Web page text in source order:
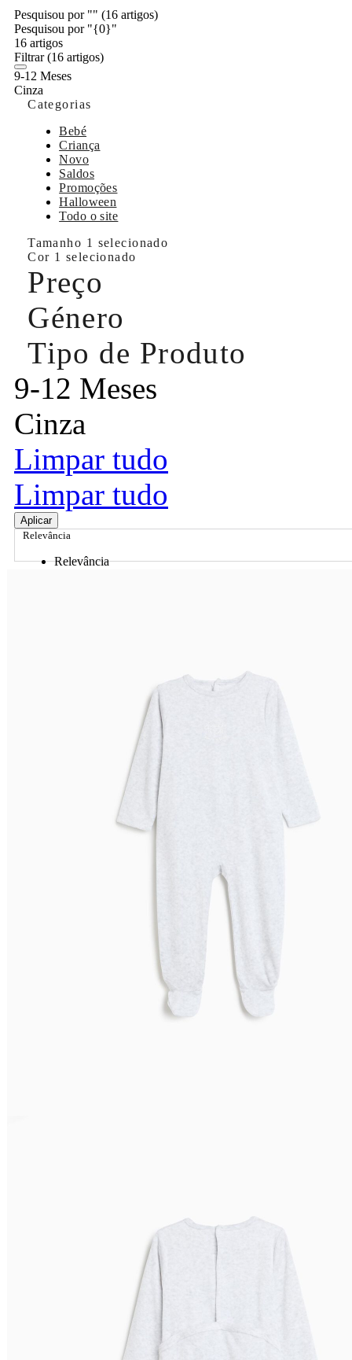
Pesquisou por "" (16 artigos)
Pesquisou por "{0}"
16 artigos
Filtrar(16 artigos)
9-12 Meses
Cinza
Categorias
Bebé
Criança
Novo
Saldos
Promoções
Halloween
Todo o site
Tamanho 1 selecionado
Cor 1 selecionado
Preço
Género
Tipo de Produto
9-12 Meses
Cinza
Limpar tudo
Limpar tudo
Aplicar
Relevância
Relevância
Preço Decrescente
Nome do Produto A - Z
Nome do Produto Z - A